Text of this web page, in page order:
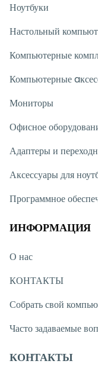
Ноутбуки
Настольный
Компьютерные
Компьютерные
Мониторы
Офисное
Адаптеры и
Аксессуары для
Программное
ИНФОРМАЦИЯ
О нас
КОНТАКТЫ
Собрать свой
Часто задаваемые
КОНТАКТЫ